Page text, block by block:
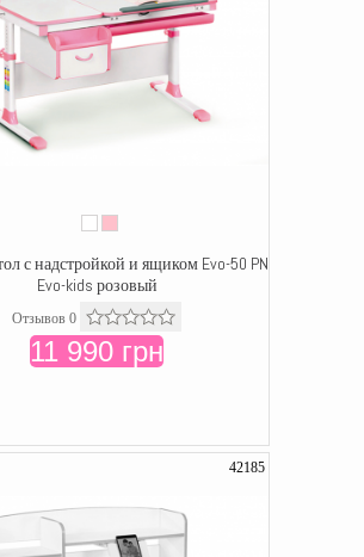
с надстройкой и ящиком Evo-50 PN
Evo-kids розовый
Отзывов 0
11 990 грн
42185